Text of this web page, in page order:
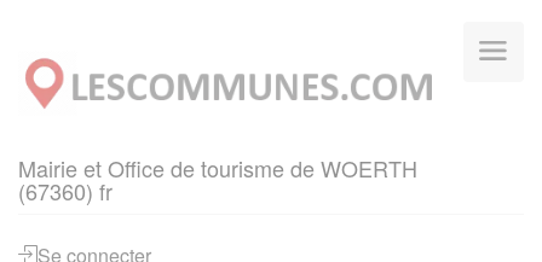
Mairie et Office de tourisme de WOERTH
(67360) fr
Se connecter